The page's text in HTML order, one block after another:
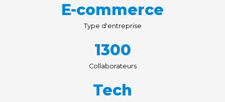
E-commerce
Type d'entreprise
1300
Collaborateurs
Tech